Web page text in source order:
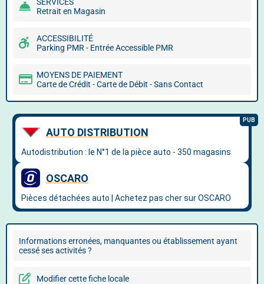
Retrait en Magasin
ACCESSIBILITÉ
Parking PMR - Entrée Accessible PMR
MOYENS DE PAIEMENT
Carte de Crédit - Carte de Débit - Sans Contact
Informations erronées, manquantes ou établissement ayant
cessé ses activités ?
Modifier cette fiche locale